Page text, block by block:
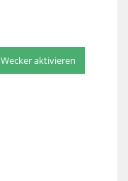
Wecker aktivieren